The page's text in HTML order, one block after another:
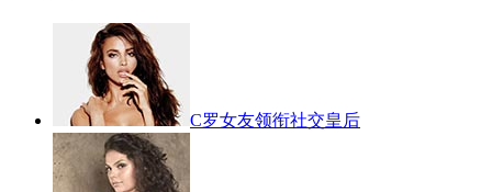
C罗女友领衔社交皇后